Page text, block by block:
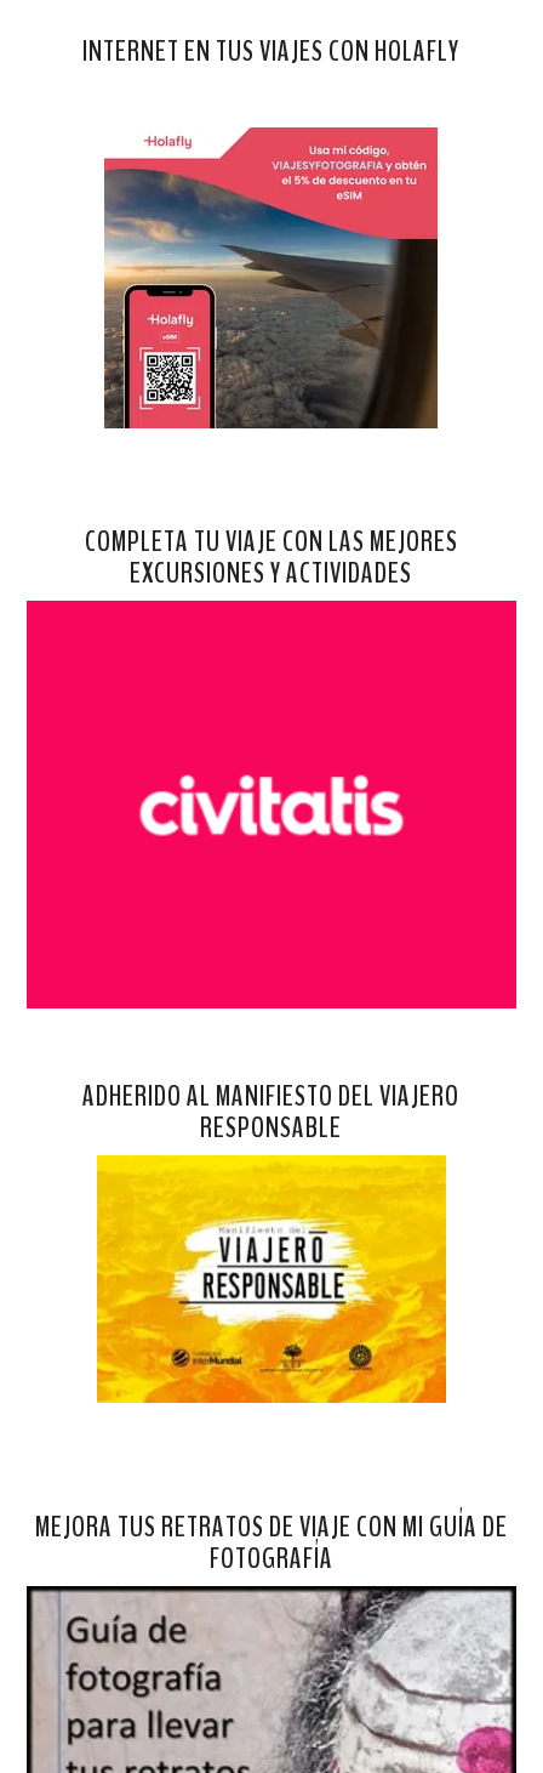
INTERNET EN TUS VIAJES CON HOLAFLY
COMPLETA TU VIAJE CON LAS MEJORES
EXCURSIONES Y ACTIVIDADES
ADHERIDO AL MANIFIESTO DEL VIAJERO
RESPONSABLE
MEJORA TUS RETRATOS DE VIAJE CON MI GUÍA DE
FOTOGRAFÍA